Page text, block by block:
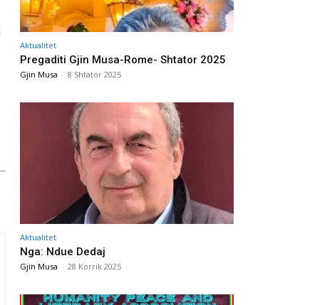
Aktualitet
Pregaditi Gjin Musa-Rome- Shtator 2025
Gjin Musa - 8 Shtator 2025
Aktualitet
Nga: Ndue Dedaj
Gjin Musa - 28 Korrik 2025